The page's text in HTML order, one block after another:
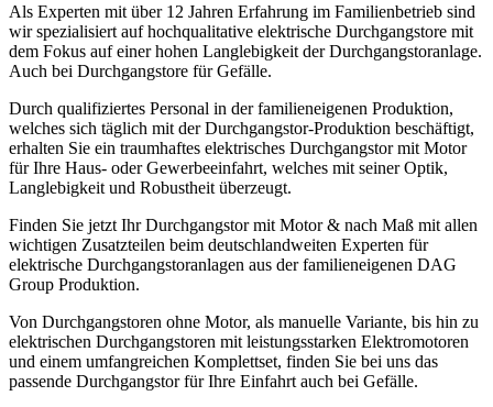
Als Experten mit über 12 Jahren Erfahrung im Familienbetrieb sind
wir spezialisiert auf hochqualitative elektrische Durchgangstore mit
dem Fokus auf einer hohen Langlebigkeit der Durchgangstoranlage.
Auch bei Durchgangstore für Gefälle.
Durch qualifiziertes Personal in der familieneigenen Produktion,
welches sich täglich mit der Durchgangstor-Produktion beschäftigt,
erhalten Sie ein traumhaftes elektrisches Durchgangstor mit Motor
für Ihre Haus- oder Gewerbeeinfahrt, welches mit seiner Optik,
Langlebigkeit und Robustheit überzeugt.
Finden Sie jetzt Ihr Durchgangstor mit Motor & nach Maß mit allen
wichtigen Zusatzteilen beim deutschlandweiten Experten für
elektrische Durchgangstoranlagen aus der familieneigenen DAG
Group Produktion.
Von Durchgangstoren ohne Motor, als manuelle Variante, bis hin zu
elektrischen Durchgangstoren mit leistungsstarken Elektromotoren
und einem umfangreichen Komplettset, finden Sie bei uns das
passende Durchgangstor für Ihre Einfahrt auch bei Gefälle.